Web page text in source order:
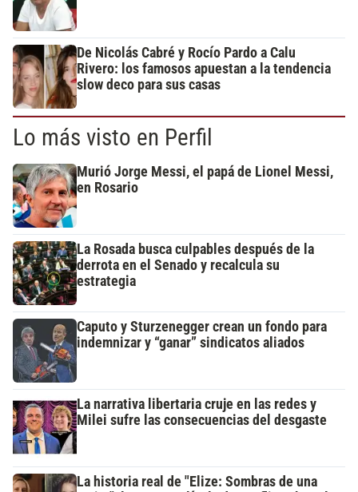
De Nicolás Cabré y Rocío Pardo a Calu
Rivero: los famosos apuestan a la tendencia
slow deco para sus casas
Lo más visto en Perfil
Murió Jorge Messi, el papá de Lionel Messi,
en Rosario
La Rosada busca culpables después de la
derrota en el Senado y recalcula su
estrategia
Caputo y Sturzenegger crean un fondo para
indemnizar y “ganar” sindicatos aliados
La narrativa libertaria cruje en las redes y
Milei sufre las consecuencias del desgaste
La historia real de "Elize: Sombras de una